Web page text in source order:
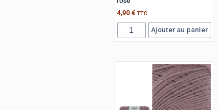
4,90€ TTC
Ajouter au panier